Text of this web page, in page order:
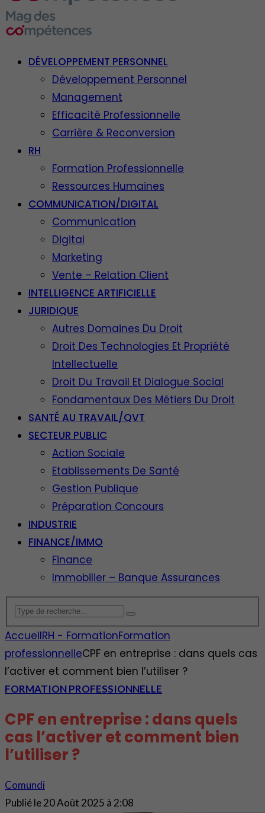
DÉVELOPPEMENT PERSONNEL
Développement Personnel
Management
Efficacité Professionnelle
Carrière & Reconversion
RH
Formation Professionnelle
Ressources Humaines
COMMUNICATION/DIGITAL
Communication
Digital
Marketing
Vente – Relation Client
INTELLIGENCE ARTIFICIELLE
JURIDIQUE
Autres Domaines Du Droit
Droit Des Technologies Et Propriété
Intellectuelle
Droit Du Travail Et Dialogue Social
Fondamentaux Des Métiers Du Droit
SANTÉ AU TRAVAIL/QVT
SECTEUR PUBLIC
Action Sociale
Etablissements De Santé
Gestion Publique
Préparation Concours
INDUSTRIE
FINANCE/IMMO
Finance
Immobilier – Banque Assurances
AccueilRH - FormationFormation
professionnelleCPF en entreprise : dans quels cas
l’activer et comment bien l’utiliser ?
FORMATION PROFESSIONNELLE
CPF en entreprise : dans quels
cas l’activer et comment bien
l’utiliser ?
Comundi
Publié le20 Août 2025 à 2:08